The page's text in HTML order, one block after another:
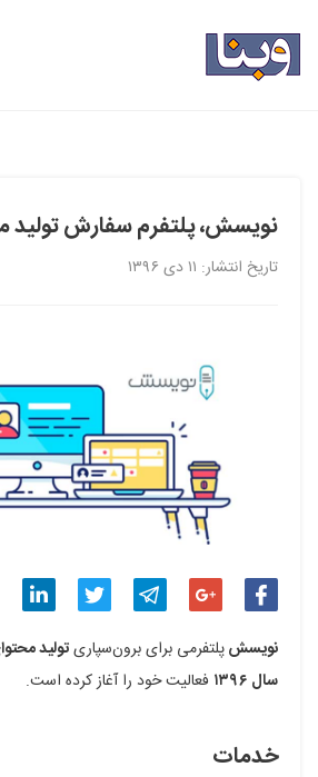
نویسش، پلتفرم سفارش تولید
تاریخ انتشار: ۱۱ دی ۱۳۹۶
گذاری
فیسبوک
گذاری
گوگل
گذاری گذاری گذاری
نویسشپلتفرمی برای برون‌سپاریتولید
سال ۱۳۹۶
فعالیت خود را آغاز کرده است.
خدمات